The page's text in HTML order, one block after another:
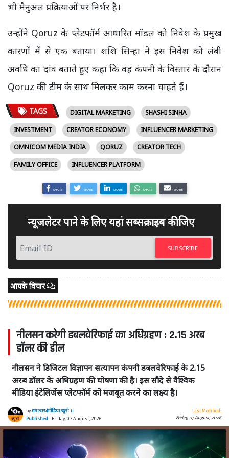
भी मैनुअल प्रक्रियाओं पर निर्भर है।
उन्होंने Qoruz के प्लेटफॉर्म आधारित मॉडल को निवेश के प्रमुख
कारणों में से एक बताया। शशि सिन्हा ने इस निवेश को लंबी
अवधि का दांव बताते हुए कहा कि वह कंपनी के विस्तार के दौरान
Qoruz की टीम के साथ मिलकर काम करना चाहते हैं।
TAGS DIGITAL MARKETING
SHASHI SINHA
INVESTMENT
CREATOR ECONOMY
INFLUENCER MARKETING
OMNICOM MEDIA INDIA
QORUZ
CREATOR TECH
FAMILY OFFICE
INFLUENCER PLATFORM
SHARE SHARE SHARE SHARE SHARE
न्यूजलेटर पाने के लिए यहां सब्सक्राइब कीजिए
SUBSCRIBE
आपके विचार
नीलसन करेगी डबलवेरिफाई का अधिग्रहण : 2.15 अरब
डॉलर की डील
नीलसन ने डिजिटल विज्ञापन सत्यापन कंपनी डबलवेरिफाई के 2.15
अरब डॉलर के अधिग्रहण की घोषणा की है। इस सौदे से वैश्विक
मीडिया इंटेलिजेंस प्लेटफॉर्म को मजबूत करने का लक्ष्य है।
byसमाचार4मीडिया ब्यूरो ।।
Published- Friday, 07 August, 2026
Last Modified:
Friday, 07 August, 2026